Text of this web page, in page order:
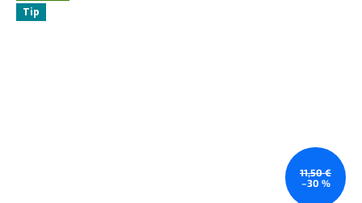
Tip
11,50 €
–30 %